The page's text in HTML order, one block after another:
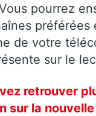
pourrez
préférées
de votre
sur le
retrouver
sur la